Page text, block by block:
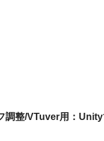
調整/VTuver用：